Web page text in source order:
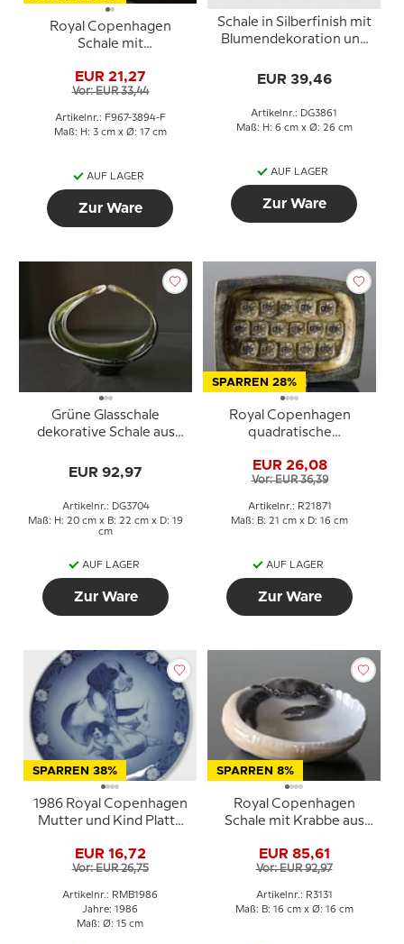
Royal Copenhagen
Schale mit
Malmer
EUR 21,27
Vor: EUR 33,44
Artikelnr.: F967-3894-F
Maß: H: 3 cm x Ø: 17 cm
AUF LAGER
Zur Ware
Schale in Silberfinish mit
Blumendekoration und
EUR 39,46
Artikelnr.: DG3861
Maß: H: 6 cm x Ø: 26 cm
AUF LAGER
Zur Ware
Grüne Glasschale
dekorative Schale aus
EUR 92,97
Artikelnr.: DG3704
Maß: H: 20 cm x B: 22 cm x D: 19
cm
AUF LAGER
Zur Ware
SPARREN 28%
Royal Copenhagen
quadratische
EUR 26,08
Vor: EUR 36,39
Artikelnr.: R21871
Maß: B: 21 cm x D: 16 cm
AUF LAGER
Zur Ware
SPARREN 38%
1986 Royal Copenhagen
Mutter und Kind Platte
EUR 16,72
Vor: EUR 26,75
Artikelnr.: RMB1986
Jahre: 1986
Maß: Ø: 15 cm
SPARREN 8%
Royal Copenhagen
Schale mit Krabbe aus
EUR 85,61
Vor: EUR 92,97
Artikelnr.: R3131
Maß: B: 16 cm x Ø: 16 cm